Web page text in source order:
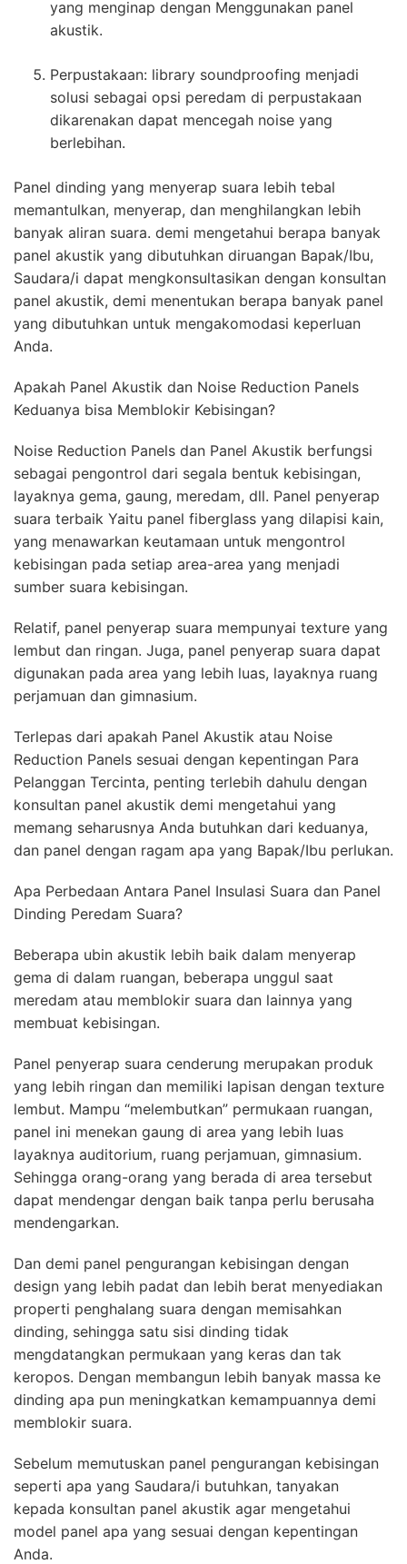
yang menginap dengan Menggunakan panel
akustik.
Perpustakaan: library soundproofing menjadi
solusi sebagai opsi peredam di perpustakaan
dikarenakan dapat mencegah noise yang
berlebihan.
Panel dinding yang menyerap suara lebih tebal
memantulkan, menyerap, dan menghilangkan lebih
banyak aliran suara. demi mengetahui berapa banyak
panel akustik yang dibutuhkan diruangan Bapak/Ibu,
Saudara/i dapat mengkonsultasikan dengan konsultan
panel akustik, demi menentukan berapa banyak panel
yang dibutuhkan untuk mengakomodasi keperluan
Anda.
Apakah Panel Akustik dan Noise Reduction Panels
Keduanya bisa Memblokir Kebisingan?
Noise Reduction Panels dan Panel Akustik berfungsi
sebagai pengontrol dari segala bentuk kebisingan,
layaknya gema, gaung, meredam, dll. Panel penyerap
suara terbaik Yaitu panel fiberglass yang dilapisi kain,
yang menawarkan keutamaan untuk mengontrol
kebisingan pada setiap area-area yang menjadi
sumber suara kebisingan.
Relatif, panel penyerap suara mempunyai texture yang
lembut dan ringan. Juga, panel penyerap suara dapat
digunakan pada area yang lebih luas, layaknya ruang
perjamuan dan gimnasium.
Terlepas dari apakah Panel Akustik atau Noise
Reduction Panels sesuai dengan kepentingan Para
Pelanggan Tercinta, penting terlebih dahulu dengan
konsultan panel akustik demi mengetahui yang
memang seharusnya Anda butuhkan dari keduanya,
dan panel dengan ragam apa yang Bapak/Ibu perlukan.
Apa Perbedaan Antara Panel Insulasi Suara dan Panel
Dinding Peredam Suara?
Beberapa ubin akustik lebih baik dalam menyerap
gema di dalam ruangan, beberapa unggul saat
meredam atau memblokir suara dan lainnya yang
membuat kebisingan.
Panel penyerap suara cenderung merupakan produk
yang lebih ringan dan memiliki lapisan dengan texture
lembut. Mampu “melembutkan” permukaan ruangan,
panel ini menekan gaung di area yang lebih luas
layaknya auditorium, ruang perjamuan, gimnasium.
Sehingga orang-orang yang berada di area tersebut
dapat mendengar dengan baik tanpa perlu berusaha
mendengarkan.
Dan demi panel pengurangan kebisingan dengan
design yang lebih padat dan lebih berat menyediakan
properti penghalang suara dengan memisahkan
dinding, sehingga satu sisi dinding tidak
mengdatangkan permukaan yang keras dan tak
keropos. Dengan membangun lebih banyak massa ke
dinding apa pun meningkatkan kemampuannya demi
memblokir suara.
Sebelum memutuskan panel pengurangan kebisingan
seperti apa yang Saudara/i butuhkan, tanyakan
kepada konsultan panel akustik agar mengetahui
model panel apa yang sesuai dengan kepentingan
Anda.